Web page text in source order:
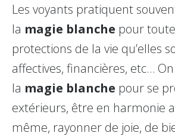
Les voyants pratiquent
la magie blanche pour
protections de la vie qu’elles
affectives, financières, etc…
la magie blanche pour se
extérieurs, être en harmonie
même, rayonner de joie, de